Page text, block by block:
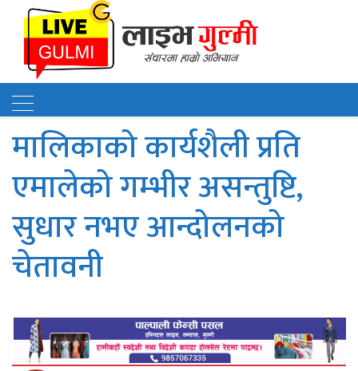
मालिकाको कार्यशैली प्रति
एमालेको गम्भीर असन्तुष्टि,
सुधार नभए आन्दोलनको
चेतावनी